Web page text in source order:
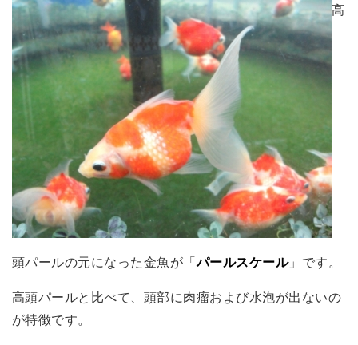
高
頭パールの元になった金魚が「パールスケール」です。
高頭パールと比べて、頭部に肉瘤および水泡が出ないの
が特徴です。